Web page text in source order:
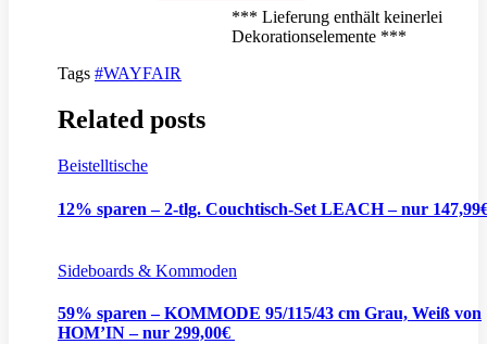
*** Lieferung enthält keinerlei
Dekorationselemente ***
Tags #WAYFAIR
Related posts
Beistelltische
12% sparen – 2-tlg. Couchtisch-Set LEACH – nur
Sideboards & Kommoden
59% sparen – KOMMODE 95/115/43 cm Grau, Weiß von
HOM’IN – nur 299,00€